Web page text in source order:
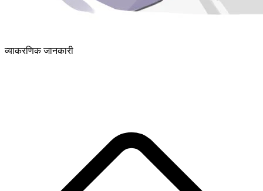
व्याकरणिक जानकारी